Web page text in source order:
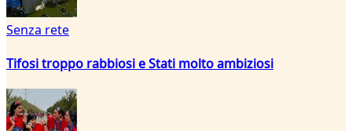
Senza rete
Tifosi troppo rabbiosi e Stati molto ambiziosi